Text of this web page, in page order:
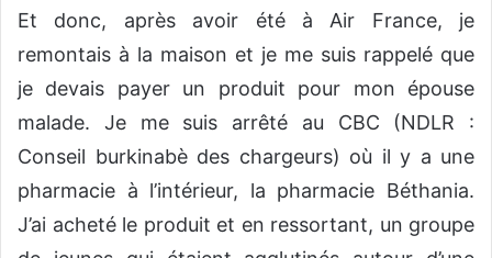
Et donc, après avoir été à Air France, je
remontais à la maison et je me suis rappelé que
je devais payer un produit pour mon épouse
malade. Je me suis arrêté au CBC (NDLR :
Conseil burkinabè des chargeurs) où il y a une
pharmacie à l’intérieur, la pharmacie Béthania.
J’ai acheté le produit et en ressortant, un groupe